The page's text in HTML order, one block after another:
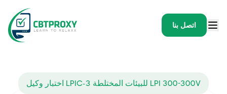
اتصل بنا
اختبار وكيل LPIC-3 للبيئات المختلطة LPI 300-300V